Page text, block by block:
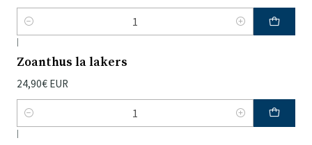
Quantidade
|
Zoanthus la lakers
24,90€ EUR
Quantidade
|